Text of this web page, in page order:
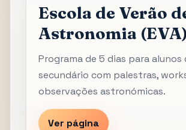
Escola de Verão
Astronomia (EVA)
Programa de 5 dias para alunos
secundário com palestras,
observações astronómicas.
Ver página